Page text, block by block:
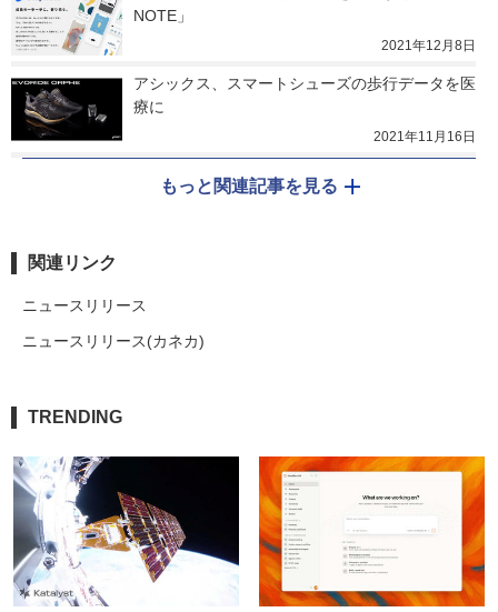
NOTE」
2021年12月8日
アシックス、スマートシューズの歩行データを医
療に
2021年11月16日
もっと関連記事を見る
関連リンク
ニュースリリース
ニュースリリース(カネカ)
TRENDING